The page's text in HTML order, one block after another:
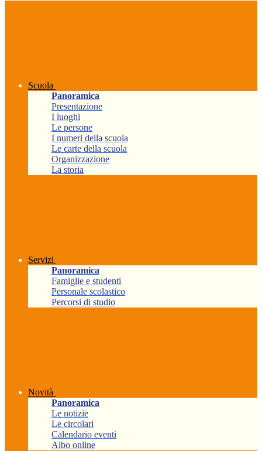
Scuola
Panoramica
Presentazione
I luoghi
Le persone
I numeri della scuola
Le carte della scuola
Organizzazione
La storia
Servizi
Panoramica
Famiglie e studenti
Personale scolastico
Percorsi di studio
Novità
Panoramica
Le notizie
Le circolari
Calendario eventi
Albo online